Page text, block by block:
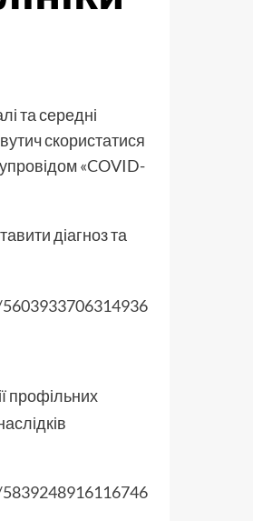
та середні
скористатися
«COVID-
діагноз та
профільних